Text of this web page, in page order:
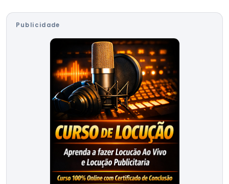
Publicidade